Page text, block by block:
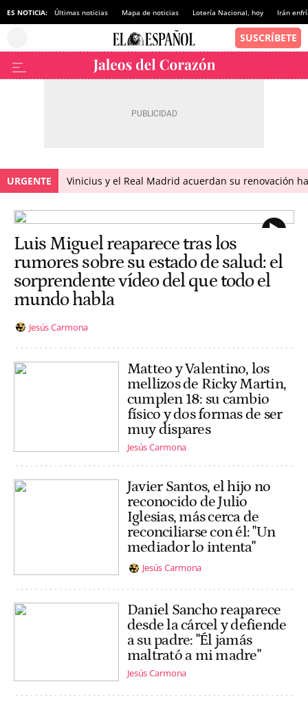
ES NOTICIA: Últimas noticias Mapa de noticias Lotería Nacional, hoy Irán
URGENTE Vinicius y el Real Madrid acuerdan su renovación
Luis Miguel reaparece tras los
rumores sobre su estado de salud: el
sorprendente vídeo del que todo el
mundo habla
Jesús Carmona
Matteo y Valentino, los
mellizos de Ricky Martin,
cumplen 18: su cambio
físico y dos formas de ser
muy dispares
Jesús Carmona
Javier Santos, el hijo no
reconocido de Julio
Iglesias, más cerca de
reconciliarse con él: "Un
mediador lo intenta"
Jesús Carmona
Daniel Sancho reaparece
desde la cárcel y defiende
a su padre: "Él jamás
maltrató a mi madre"
Jesús Carmona